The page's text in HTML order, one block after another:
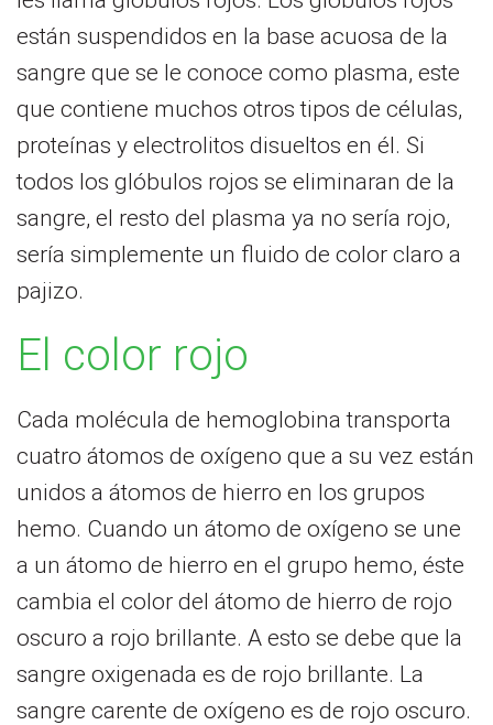
están suspendidos en la base acuosa de la
sangre que se le conoce como plasma, este
que contiene muchos otros tipos de células,
proteínas y electrolitos disueltos en él. Si
todos los glóbulos rojos se eliminaran de la
sangre, el resto del plasma ya no sería rojo,
sería simplemente un fluido de color claro a
pajizo.
El color rojo
Cada molécula de hemoglobina transporta
cuatro átomos de oxígeno que a su vez están
unidos a átomos de hierro en los grupos
hemo. Cuando un átomo de oxígeno se une
a un átomo de hierro en el grupo hemo, éste
cambia el color del átomo de hierro de rojo
oscuro a rojo brillante. A esto se debe que la
sangre oxigenada es de rojo brillante. La
sangre carente de oxígeno es de rojo oscuro.